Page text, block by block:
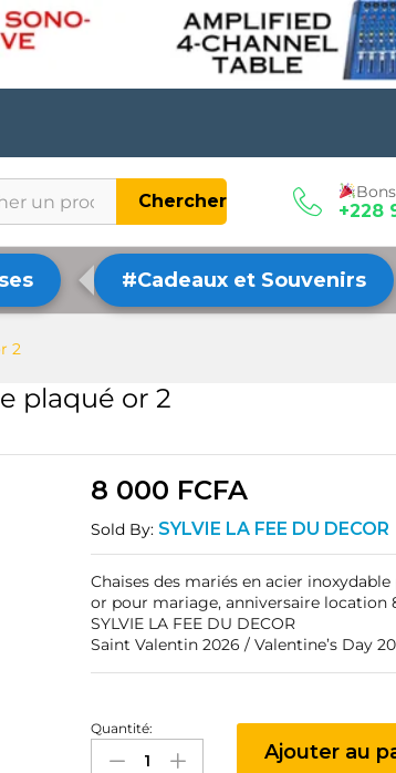
Chercher +228
#Cadeaux et Souvenirs
2
plaqué or 2
8 000 FCFA
Sold By: SYLVIE LA FEE DU DECOR
Chaises des mariés en acier inoxydable
or pour mariage, anniversaire location
SYLVIE LA FEE DU DECOR
Saint Valentin 2026 /Valentine’s Day
Chaises
des
Quantité:
Ajouter au